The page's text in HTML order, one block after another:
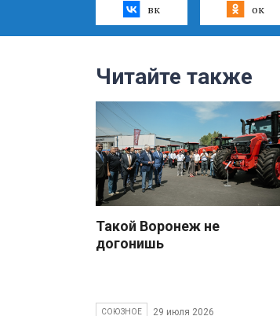
вк ок
Читайте также
Такой Воронеж не
догонишь
СОЮЗНОЕ 29 июля 2026